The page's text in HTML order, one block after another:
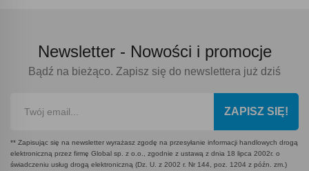
Newsletter - Nowości i promocje
Bądź na bieżąco. Zapisz się do newslettera już dziś
ZAPISZ SIĘ!
** Zapisując się na newsletter wyrażasz zgodę na przesyłanie informacji handlowych drogą
elektroniczną przez firmę Global sp. z o.o., zgodnie z ustawą z dnia 18 lipca 2002r. o
świadczeniu usług drogą elektroniczną (Dz. U. z 2002 r. Nr 144, poz. 1204 z późn. zm.)